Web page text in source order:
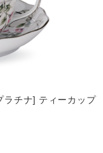
ラチナ] ティーカップ